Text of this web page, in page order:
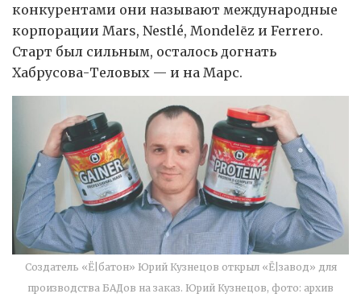
конкурентами они называют международные
корпорации Mars, Nestlé, Mondelēz и Ferrero.
Старт был сильным, осталось догнать
Хабрусова-Теловых — и на Марс.
Создатель «Ё|батон» Юрий Кузнецов открыл «Ё|завод» для
производства БАДов на заказ. Юрий Кузнецов, фото: архив